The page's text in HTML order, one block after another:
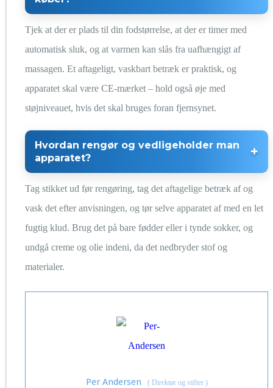
Tjek at der er plads til din fodstørrelse, at der er timer med
automatisk sluk, og at varmen kan slås fra uafhængigt af
massagen. Et aftageligt, vaskbart betræk er praktisk, og
apparatet skal være CE-mærket – hold også øje med
støjniveauet, hvis det skal bruges foran fjernsynet.
Hvordan rengør og vedligeholder man
apparatet?
Tag stikket ud før rengøring, tag det aftagelige betræk af og
vask det efter anvisningen, og tør selve apparatet af med en let
fugtig klud. Brug det på bare fødder eller i tynde sokker, og
undgå creme og olie indeni, da det nedbryder stof og
materialer.
Per Andersen (Direktør og stifter )